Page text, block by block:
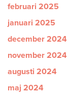
februari 2025
januari 2025
december 2024
november 2024
augusti 2024
maj 2024